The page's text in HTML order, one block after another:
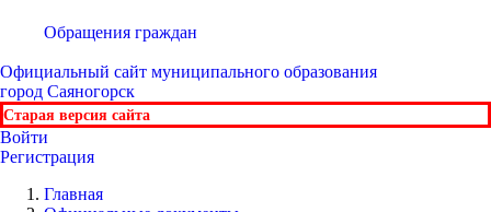
Обращения граждан
Официальный сайт муниципального образования
город Саяногорск
Старая версия сайта
Войти
Регистрация
Главная